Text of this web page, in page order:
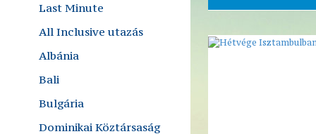
Last Minute
All Inclusive utazás
Albánia
Bali
Bulgária
Dominikai Köztársaság